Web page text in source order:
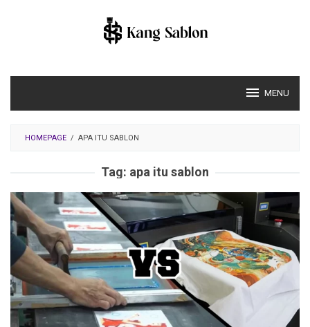
MENU
HOMEPAGE / APA ITU SABLON
Tag: apa itu sablon